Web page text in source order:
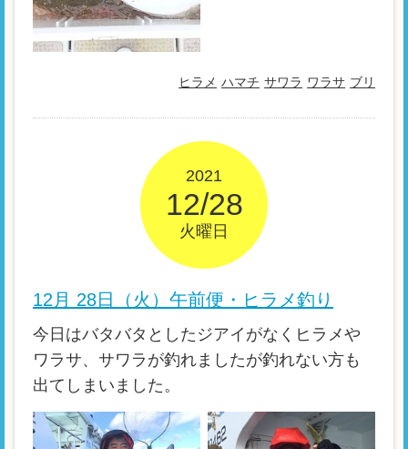
ヒラメ ハマチ サワラ ワラサ ブリ
2021
12/28
火曜日
12月 28日（火）午前便・ヒラメ釣り
今日はバタバタとしたジアイがなくヒラメや
ワラサ、サワラが釣れましたが釣れない方も
出てしまいました。